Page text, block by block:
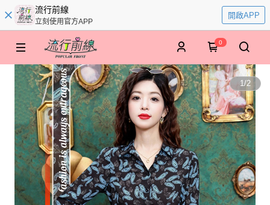
流行前線
立刻使用官方APP
開啟APP
0
1/2